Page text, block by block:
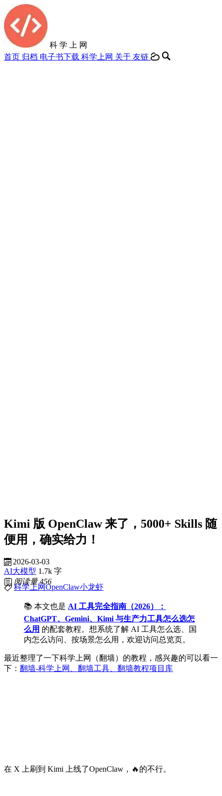
科 学 上 网
首页 归档 电子书下载 科学上网 关于 友链
Kimi 版 OpenClaw 来了，5000+ Skills 随
便用，确实给力！
2026-03-03
AI大模型 1.7k 字
阅读量456
科学上网OpenClaw小龙虾
📚 本文也是 AI 工具完全指南（2026）：
ChatGPT、Gemini、Kimi 与生产力工具怎么选怎
么用 的配套教程。想系统了解 AI 工具怎么选、国
内怎么访问、按场景怎么用，欢迎访问总览页。
最近整理了一下科学上网（翻墙）的教程，感兴趣的可以看一
下： 翻墙-科学上网、翻墙工具、翻墙教程项目库
在 X 上刷到 Kimi 上线了OpenClaw，🔥的不行。